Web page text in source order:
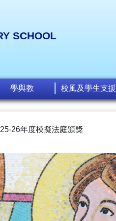
SCHOOL
學與教 校風及學生支援
25-26年度模擬法庭頒獎